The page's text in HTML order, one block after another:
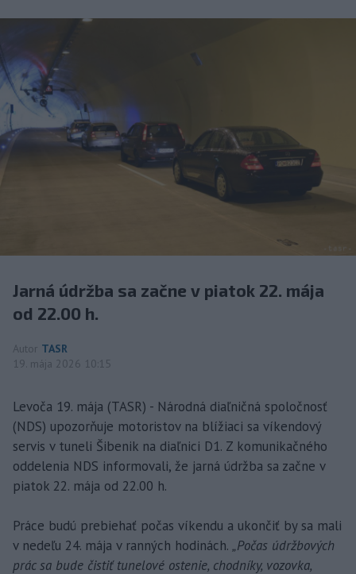
Jarná údržba sa začne v piatok 22. mája
od 22.00 h.
Autor TASR
19. mája 2026 10:15
Levoča 19. mája (TASR) - Národná diaľničná spoločnosť
(NDS) upozorňuje motoristov na blížiaci sa víkendový
servis v tuneli Šibenik na diaľnici D1. Z komunikačného
oddelenia NDS informovali, že jarná údržba sa začne v
piatok 22. mája od 22.00 h.
Práce budú prebiehať počas víkendu a ukončiť by sa mali
v nedeľu 24. mája v ranných hodinách. „Počas údržbových
prác sa bude čistiť tunelové ostenie, chodníky, vozovka,